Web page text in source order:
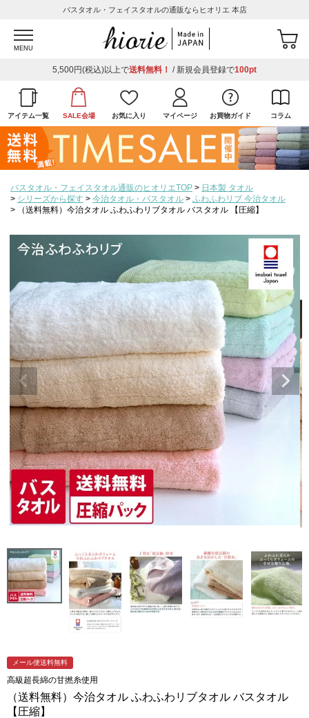
バスタオル・フェイスタオルの通販ならヒオリエ 本店
MENU
5,500円(税込)以上で送料無料！ / 新規会員登録で100pt
アイテム一覧 SALE会場 お気に入り マイページ お買物ガイド コラム
バスタオル・フェイスタオル通販のヒオリエTOP
日本製 タオル
シリーズから探す
今治タオル・バスタオル
ふわふわリブ 今治タオル
（送料無料）今治タオル ふわふわリブタオル バスタオル 【圧縮】
メール便送料無料
高級超長綿の甘撚糸使用
（送料無料）今治タオル ふわふわリブタオル バスタオル
【圧縮】